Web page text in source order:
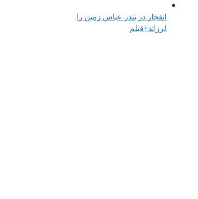
انفجار در بندر عباس زمین را
لرزاند+فیلم